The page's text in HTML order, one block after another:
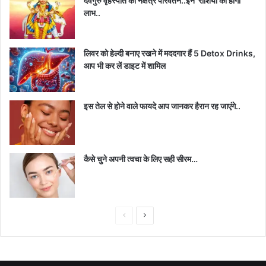
लाभ..
लिवर को हेल्दी बनाए रखने में मददगार हैं 5 Detox Drinks,
आप भी कर लें डाइट में शामिल
इस तेल से होने वाले फायदे आप जानकर हैरान रह जाएंगे..
कैसे चुने अपनी त्वचा के लिए सही सीरम…
PreviousNext